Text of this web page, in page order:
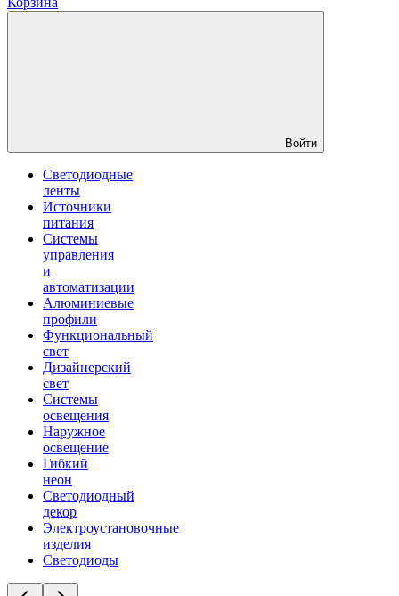
Войти
Светодиодные
ленты
Источники
питания
Системы
управления
и
автоматизации
Алюминиевые
профили
Функциональный
свет
Дизайнерский
свет
Системы
освещения
Наружное
освещение
Гибкий
неон
Светодиодный
декор
Электроустановочные
изделия
Светодиоды